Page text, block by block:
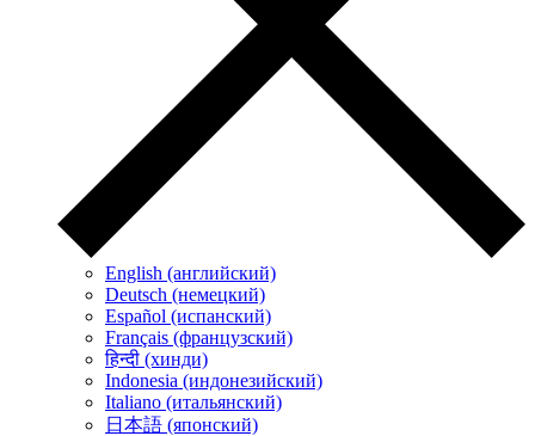
English (английский)
Deutsch (немецкий)
Español (испанский)
Français (французский)
हिन्दी (хинди)
Indonesia (индонезийский)
Italiano (итальянский)
日本語 (японский)